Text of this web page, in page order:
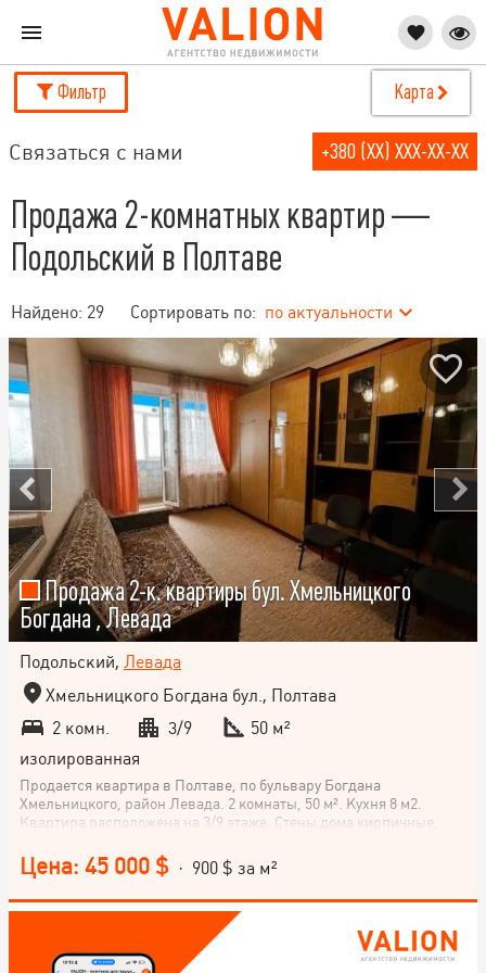
Фильтр Карта
Связаться с нами +380 (XX) XXX-XX-XX
Продажа 2-комнатных квартир —
Подольский в Полтаве
Найдено: 29 Сортировать по: по актуальности
Продажа 2-к. квартиры бул. Хмельницкого
Богдана , Левада
Подольский, Левада
Хмельницкого Богдана бул., Полтава
2 комн.
3/9
50 м²
изолированная
Продается квартира в Полтаве, по бульвару Богдана
Хмельницкого, район Левада. 2 комнаты, 50 м². Кухня 8 м2.
Квартира расположена на 3/9 этаже. Стены дома кирпичные,
приятный микроклимат летом. Квартира находится в жилом
состоянии — можно заселиться и проживать, а со временем
произвести ремонт в соответствии со своими пожеланиями. Дом
подойдет как для личного проживания, так и для последующей
сдачи в аренду. Комфортный средний этаж удобен для семей с
детьми и людей старшего возраста. Хороший вариант для тех,
Цена: 45 000 $ · 900 $ за м²